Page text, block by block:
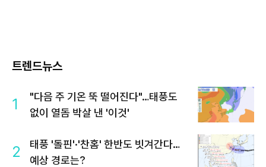
트렌드뉴스
1
"다음 주 기온 뚝 떨어진다"…태풍도
없이 열돔 박살 낸 '이것'
2
태풍 '돌핀'·'찬홈' 한반도 빗겨간다…
예상 경로는?